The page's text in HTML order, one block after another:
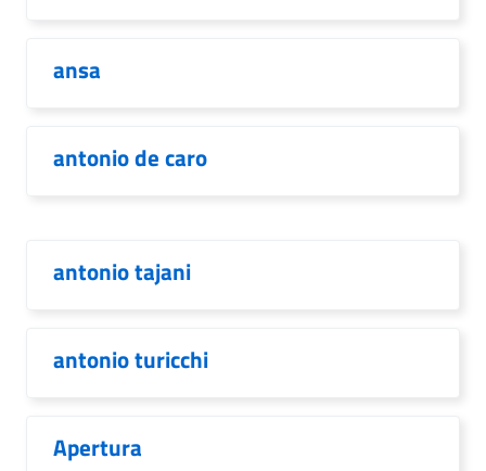
ansa
antonio de caro
antonio tajani
antonio turicchi
Apertura